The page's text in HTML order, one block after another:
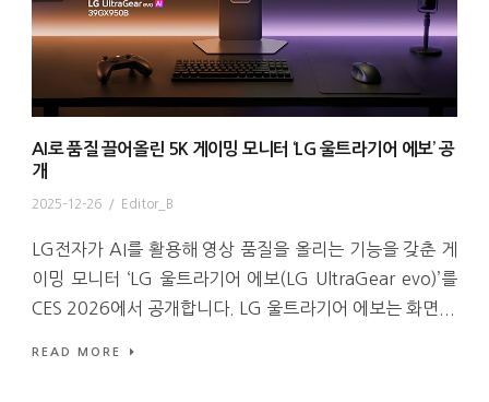
AI로 품질 끌어올린 5K 게이밍 모니터 ‘LG 울트라기어 에보’ 공
개
2025-12-26 / Editor_B
LG전자가 AI를 활용해 영상 품질을 올리는 기능을 갖춘 게
이밍 모니터 ‘LG 울트라기어 에보(LG UltraGear evo)’를
CES 2026에서 공개합니다. LG 울트라기어 에보는 화면...
READ MORE